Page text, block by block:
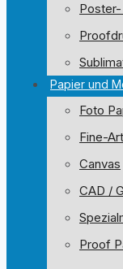
Papier und
Foto
Fine-
Canvas
CAD /
Proof